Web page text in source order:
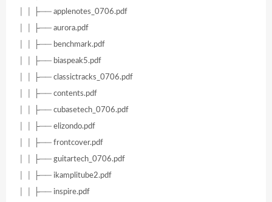
│ │ ├── applenotes_0706.pdf
│ │ ├── aurora.pdf
│ │ ├── benchmark.pdf
│ │ ├── biaspeak5.pdf
│ │ ├── classictracks_0706.pdf
│ │ ├── contents.pdf
│ │ ├── cubasetech_0706.pdf
│ │ ├── elizondo.pdf
│ │ ├── frontcover.pdf
│ │ ├── guitartech_0706.pdf
│ │ ├── ikamplitube2.pdf
│ │ ├── inspire.pdf